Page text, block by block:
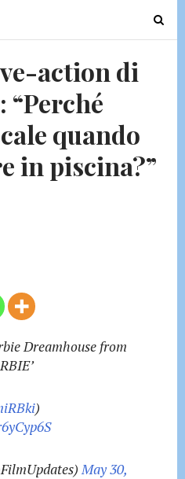
T
o
v
action di
“Perché
quando
in piscina?”
Dreamhouse from
)
May 30,